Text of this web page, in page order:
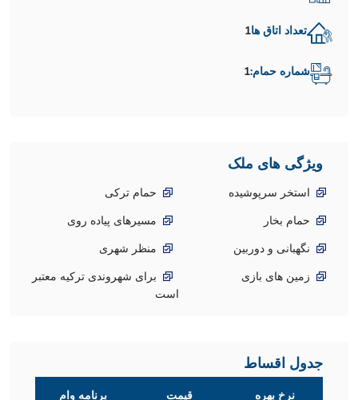
تعداد اتاق ها1
شماره حمام:1
ویژگی های ملک
استخر سرپوشیده
حمام ترکی
حمام بخار
مسیرهای پیاده روی
نگهبانی و دوربین
منظر شهری
زمین های بازی
برای شهروندی ترکیه معتبر
است
جدول اقساط
نرخ بهره قیمت برنامه وام